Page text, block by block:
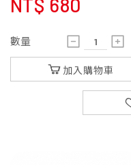
NT$ 680
數量
加入購物車